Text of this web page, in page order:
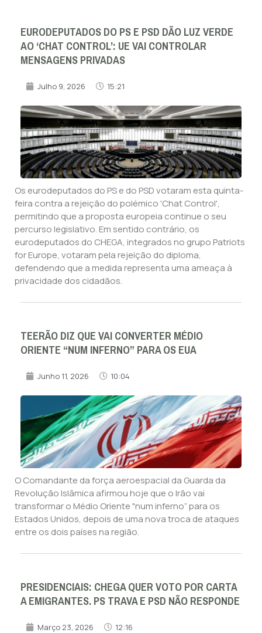
EURODEPUTADOS DO PS E PSD DÃO LUZ VERDE
AO ‘CHAT CONTROL’: UE VAI CONTROLAR
MENSAGENS PRIVADAS
Julho 9, 2026 15:21
Os eurodeputados do PS e do PSD votaram esta quinta-
feira contra a rejeição do polémico 'Chat Control',
permitindo que a proposta europeia continue o seu
percurso legislativo. Em sentido contrário, os
eurodeputados do CHEGA, integrados no grupo Patriots
for Europe, votaram pela rejeição do diploma,
defendendo que a medida representa uma ameaça à
privacidade dos cidadãos.
TEERÃO DIZ QUE VAI CONVERTER MÉDIO
ORIENTE “NUM INFERNO” PARA OS EUA
Junho 11, 2026 10:04
O Comandante da força aeroespacial da Guarda da
Revolução Islâmica afirmou hoje que o Irão vai
transformar o Médio Oriente "num inferno” para os
Estados Unidos, depois de uma nova troca de ataques
entre os dois países na região.
PRESIDENCIAIS: CHEGA QUER VOTO POR CARTA
A EMIGRANTES. PS TRAVA E PSD NÃO RESPONDE
Março 23, 2026 12:16